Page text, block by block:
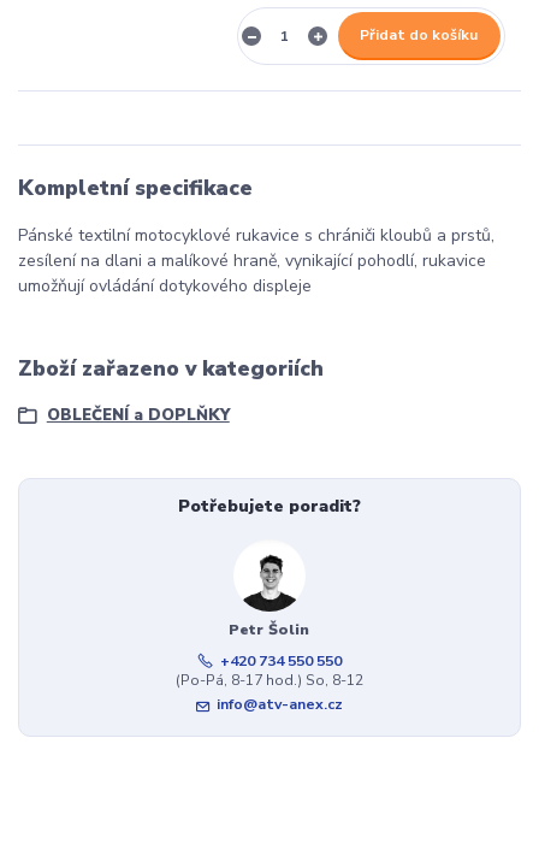
Přidat do košíku
Kompletní specifikace
Pánské textilní motocyklové rukavice s chrániči kloubů a prstů,
zesílení na dlani a malíkové hraně, vynikající pohodlí, rukavice
umožňují ovládání dotykového displeje
Zboží zařazeno v kategoriích
OBLEČENÍ a DOPLŇKY
Potřebujete poradit?
Petr Šolin
+420 734 550 550
(Po-Pá, 8-17 hod.) So, 8-12
info@atv-anex.cz